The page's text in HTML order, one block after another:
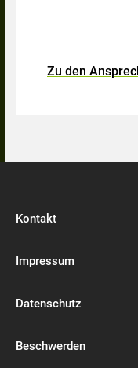
Zu den
Kontakt
Impressum
Datenschutz
Beschwerden